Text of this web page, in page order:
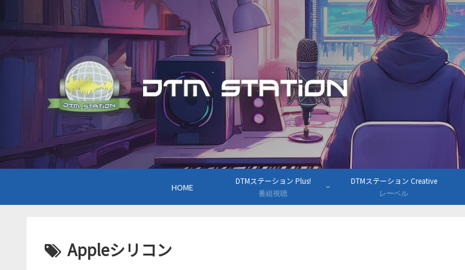
HOME
DTMステーション Plus!
番組視聴
DTMステーション Creative
レーベル
Appleシリコン